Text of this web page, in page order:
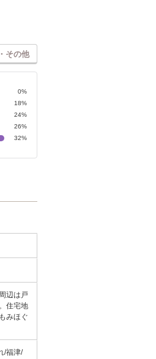
その他
0%
18%
24%
26%
32%
辺は戸
住宅地
みほぐ
/福津/